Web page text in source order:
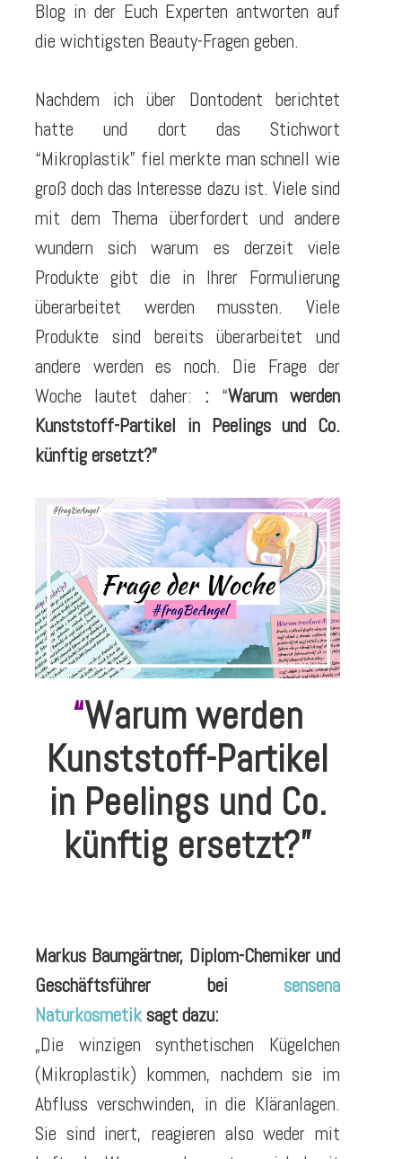
Blog in der Euch Experten antworten auf
die wichtigsten Beauty-Fragen geben.
Nachdem ich über Dontodent berichtet
hatte und dort das Stichwort
“Mikroplastik” fiel merkte man schnell wie
groß doch das Interesse dazu ist. Viele sind
mit dem Thema überfordert und andere
wundern sich warum es derzeit viele
Produkte gibt die in Ihrer Formulierung
überarbeitet werden mussten. Viele
Produkte sind bereits überarbeitet und
andere werden es noch. Die Frage der
Woche lautet daher: : “Warum werden
Kunststoff-Partikel in Peelings und Co.
künftig ersetzt?”
“Warum werden
Kunststoff-Partikel
in Peelings und Co.
künftig ersetzt?”
Markus Baumgärtner, Diplom-Chemiker und
Geschäftsführer bei sensena
Naturkosmetiksagt dazu:
„Die winzigen synthetischen Kügelchen
(Mikroplastik) kommen, nachdem sie im
Abfluss verschwinden, in die Kläranlagen.
Sie sind inert, reagieren also weder mit